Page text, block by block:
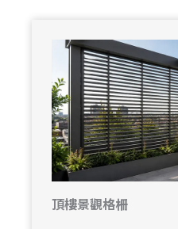
頂樓景觀格柵